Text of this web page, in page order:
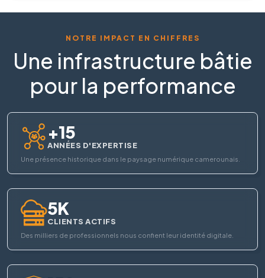
NOTRE IMPACT EN CHIFFRES
Une infrastructure bâtie
pour la performance
+15
ANNÉES D'EXPERTISE
Une présence historique dans le paysage numérique camerounais.
5K
CLIENTS ACTIFS
Des milliers de professionnels nous confient leur identité digitale.